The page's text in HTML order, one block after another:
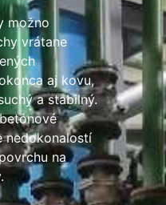
možno
vrátane
aj kovu,
a stabilný.
nedokonalostí
na